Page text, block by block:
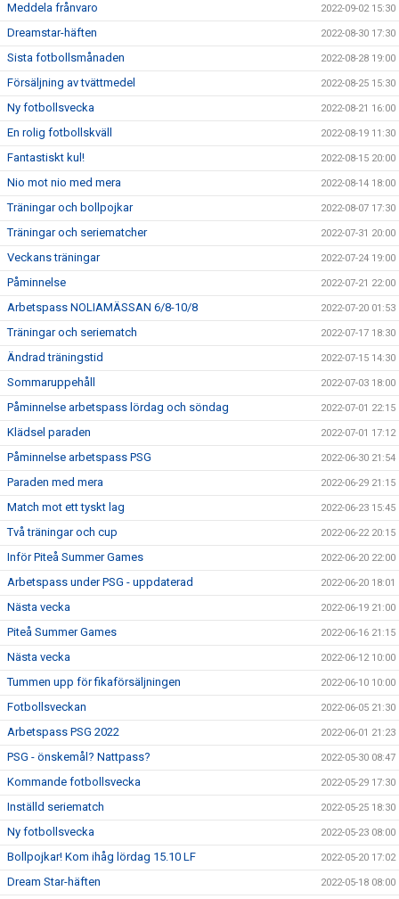
Meddela frånvaro 2022-09-02 15:30
Dreamstar-häften 2022-08-30 17:30
Sista fotbollsmånaden 2022-08-28 19:00
Försäljning av tvättmedel 2022-08-25 15:30
Ny fotbollsvecka 2022-08-21 16:00
En rolig fotbollskväll 2022-08-19 11:30
Fantastiskt kul! 2022-08-15 20:00
Nio mot nio med mera 2022-08-14 18:00
Träningar och bollpojkar 2022-08-07 17:30
Träningar och seriematcher 2022-07-31 20:00
Veckans träningar 2022-07-24 19:00
Påminnelse 2022-07-21 22:00
Arbetspass NOLIAMÄSSAN 6/8-10/8 2022-07-20 01:53
Träningar och seriematch 2022-07-17 18:30
Ändrad träningstid 2022-07-15 14:30
Sommaruppehåll 2022-07-03 18:00
Påminnelse arbetspass lördag och söndag 2022-07-01 22:15
Klädsel paraden 2022-07-01 17:12
Påminnelse arbetspass PSG 2022-06-30 21:54
Paraden med mera 2022-06-29 21:15
Match mot ett tyskt lag 2022-06-23 15:45
Två träningar och cup 2022-06-22 20:15
Inför Piteå Summer Games 2022-06-20 22:00
Arbetspass under PSG - uppdaterad 2022-06-20 18:01
Nästa vecka 2022-06-19 21:00
Piteå Summer Games 2022-06-16 21:15
Nästa vecka 2022-06-12 10:00
Tummen upp för fikaförsäljningen 2022-06-10 10:00
Fotbollsveckan 2022-06-05 21:30
Arbetspass PSG 2022 2022-06-01 21:23
PSG - önskemål? Nattpass? 2022-05-30 08:47
Kommande fotbollsvecka 2022-05-29 17:30
Inställd seriematch 2022-05-25 18:30
Ny fotbollsvecka 2022-05-23 08:00
Bollpojkar! Kom ihåg lördag 15.10 LF 2022-05-20 17:02
Dream Star-häften 2022-05-18 08:00